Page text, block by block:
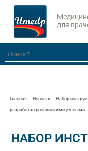
для
Главная Новости Набор
разработан российскими учеными
НАБОР